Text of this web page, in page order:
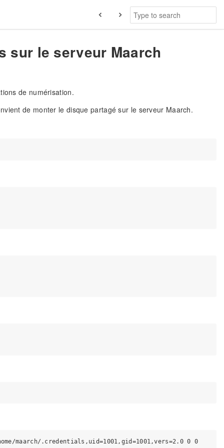
sur le serveur Maarch
de numérisation.
de monter le disque partagé sur le serveur Maarch.